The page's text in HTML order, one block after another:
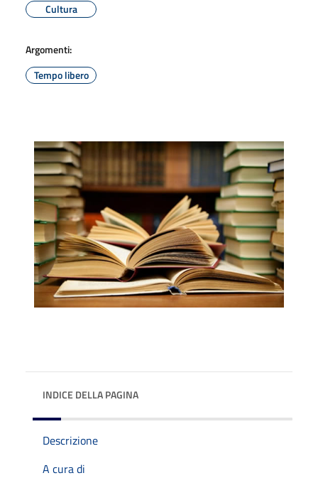
Cultura
Argomenti:
Tempo libero
INDICE DELLA PAGINA
Descrizione
A cura di